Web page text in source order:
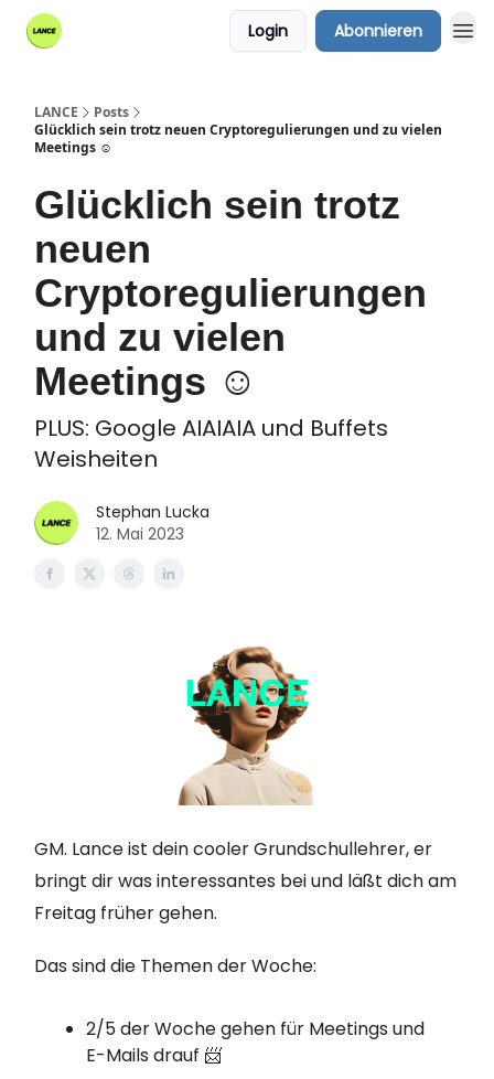
Login Abonnieren
LANCE
Posts
Glücklich sein trotz neuen Cryptoregulierungen und zu vielen
Meetings ☺️
Glücklich sein trotz
neuen
Cryptoregulierungen
und zu vielen
Meetings ☺️
PLUS: Google AIAIAIA und Buffets
Weisheiten
Stephan Lucka
12. Mai 2023
GM. Lance ist dein cooler Grundschullehrer, er
bringt dir was interessantes bei und läßt dich am
Freitag früher gehen.
Das sind die Themen der Woche:
2/5 der Woche gehen für Meetings und
E-Mails drauf 📨